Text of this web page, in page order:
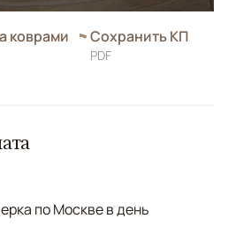
коврами Сохранить КП
PDF
по Москве в день